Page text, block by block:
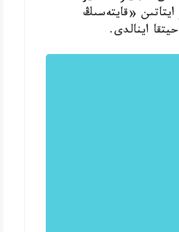
«قايتەسىڭ
اينالدى.